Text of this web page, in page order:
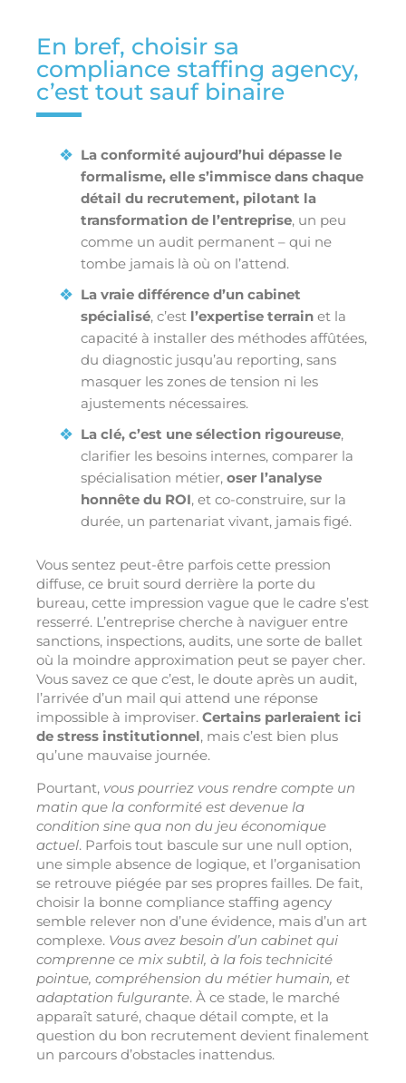
En bref, choisir sa
compliance staffing agency,
c’est tout sauf binaire
La conformité aujourd’hui dépasse le
formalisme, elle s’immisce dans chaque
détail du recrutement, pilotant la
transformation de l’entreprise, un peu
comme un audit permanent – qui ne
tombe jamais là où on l’attend.
La vraie différence d’un cabinet
spécialisé, c’est l’expertise terrain et la
capacité à installer des méthodes affûtées,
du diagnostic jusqu’au reporting, sans
masquer les zones de tension ni les
ajustements nécessaires.
La clé, c’est une sélection rigoureuse,
clarifier les besoins internes, comparer la
spécialisation métier, oser l’analyse
honnête du ROI, et co-construire, sur la
durée, un partenariat vivant, jamais figé.
Vous sentez peut-être parfois cette pression
diffuse, ce bruit sourd derrière la porte du
bureau, cette impression vague que le cadre s’est
resserré. L’entreprise cherche à naviguer entre
sanctions, inspections, audits, une sorte de ballet
où la moindre approximation peut se payer cher.
Vous savez ce que c’est, le doute après un audit,
l’arrivée d’un mail qui attend une réponse
impossible à improviser. Certains parleraient ici
de stress institutionnel, mais c’est bien plus
qu’une mauvaise journée.
Pourtant, vous pourriez vous rendre compte un
matin que la conformité est devenue la
condition sine qua non du jeu économique
actuel. Parfois tout bascule sur une null option,
une simple absence de logique, et l’organisation
se retrouve piégée par ses propres failles. De fait,
choisir la bonne compliance staffing agency
semble relever non d’une évidence, mais d’un art
complexe. Vous avez besoin d’un cabinet qui
comprenne ce mix subtil, à la fois technicité
pointue, compréhension du métier humain, et
adaptation fulgurante. À ce stade, le marché
apparaît saturé, chaque détail compte, et la
question du bon recrutement devient finalement
un parcours d’obstacles inattendus.